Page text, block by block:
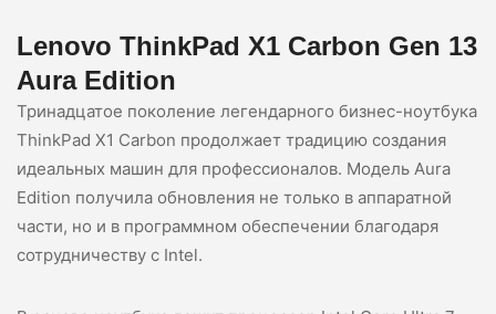
Lenovo ThinkPad X1 Carbon Gen 13
Aura Edition
Тринадцатое поколение легендарного бизнес-ноутбука
ThinkPad X1 Carbon продолжает традицию создания
идеальных машин для профессионалов. Модель Aura
Edition получила обновления не только в аппаратной
части, но и в программном обеспечении благодаря
сотрудничеству с Intel.